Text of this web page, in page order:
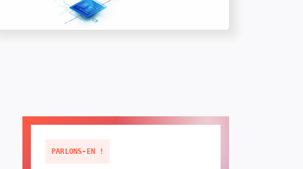
PARLONS-EN !